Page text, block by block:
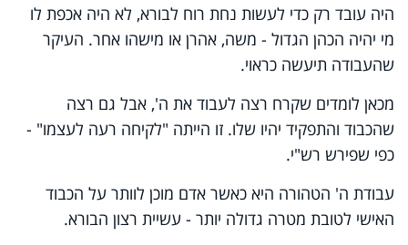
היה עובד רק כדי לעשות נחת רוח לבורא, לא היה אכפת לו
מי יהיה הכהן הגדול - משה, אהרן או מישהו אחר. העיקר
שהעבודה תיעשה כראוי.
מכאן לומדים שקרח רצה לעבוד את ה', אבל גם רצה
שהכבוד והתפקיד יהיו שלו. זו הייתה "לקיחה רעה לעצמו" -
כפי שפירש רש"י.
עבודת ה' הטהורה היא כאשר אדם מוכן לוותר על הכבוד
האישי לטובת מטרה גדולה יותר - עשיית רצון הבורא.